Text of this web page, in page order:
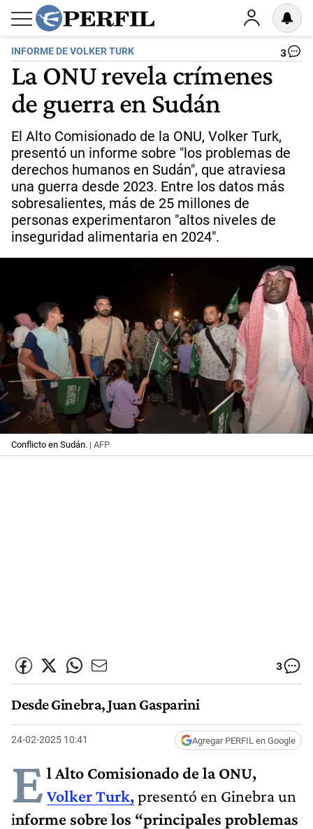
INFORME DE VOLKER TURK 3
La ONU revela crímenes
de guerra en Sudán
El Alto Comisionado de la ONU, Volker Turk,
presentó un informe sobre "los problemas de
derechos humanos en Sudán", que atraviesa
una guerra desde 2023. Entre los datos más
sobresalientes, más de 25 millones de
personas experimentaron "altos niveles de
inseguridad alimentaria en 2024".
Conflicto en Sudán. | AFP
3
Desde Ginebra, Juan Gasparini
24-02-2025 10:41 Agregar PERFIL en Google
E l Alto Comisionado de la ONU,
Volker Turk,presentó en Ginebra un
informe sobre los “principales problemas